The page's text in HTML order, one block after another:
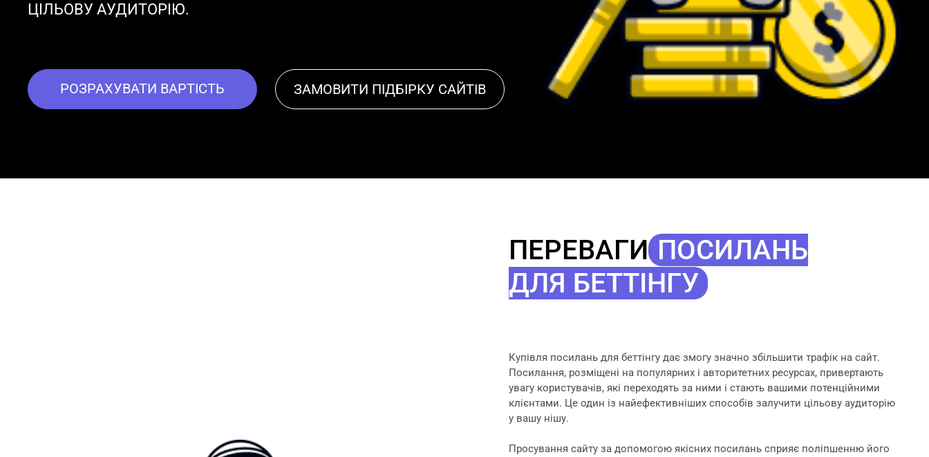
ЦІЛЬОВУ АУДИТОРІЮ.
РОЗРАХУВАТИ ВАРТІСТЬ ЗАМОВИТИ ПІДБІРКУ САЙТІВ
ПЕРЕВАГИ ПОСИЛАНЬ
ДЛЯ БЕТТІНГУ
Купівля посилань для беттінгу дає змогу значно збільшити трафік на сайт.
Посилання, розміщені на популярних і авторитетних ресурсах, привертають
увагу користувачів, які переходять за ними і стають вашими потенційними
клієнтами. Це один із найефективніших способів залучити цільову аудиторію
у вашу нішу.
Просування сайту за допомогою якісних посилань сприяє поліпшенню його